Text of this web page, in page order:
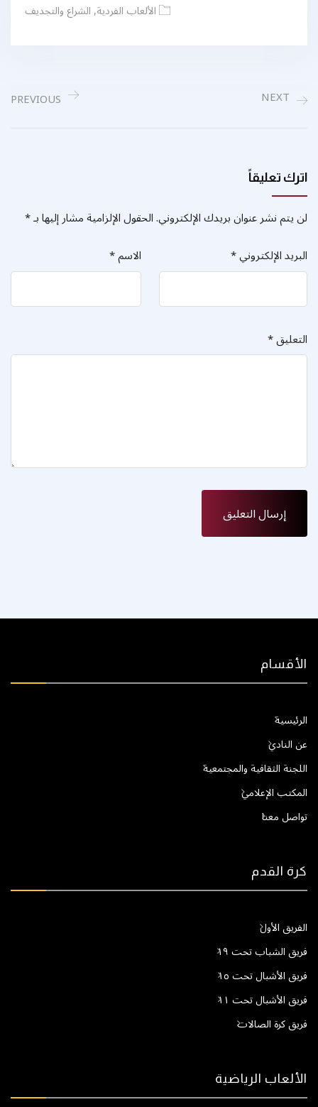
الألعاب الفردية,الشراع والتجديف
PREVIOUS NEXT
اترك تعليقاً
لن يتم نشر عنوان بريدك الإلكتروني.الحقول الإلزامية مشار إليها بـ*
الاسم* البريد الإلكتروني*
التعليق*
الأقسام
الرئيسية
عن النادي
اللجنة الثقافية والمجتمعية
المكتب الإعلامي
تواصل معنا
كرة القدم
الفريق الأول
فريق الشباب تحت ١٩
فريق الأشبال تحت ١٥
فريق الأشبال تحت ١١
فريق كرة الصالات
الألعاب الرياضية